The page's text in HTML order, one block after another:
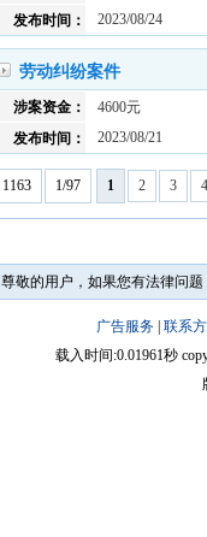
发布时间：
2023/08/24
劳动纠纷案件
涉案资金：
4600元
发布时间：
2023/08/21
1163 1/97 1 2 3 4
尊敬的用户，如果您有法律问
广告服务| 联系
载入时间:0.01961秒